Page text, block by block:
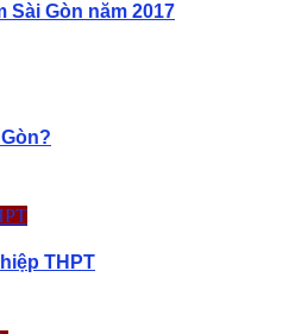
Sài Gòn năm 2017
THPT